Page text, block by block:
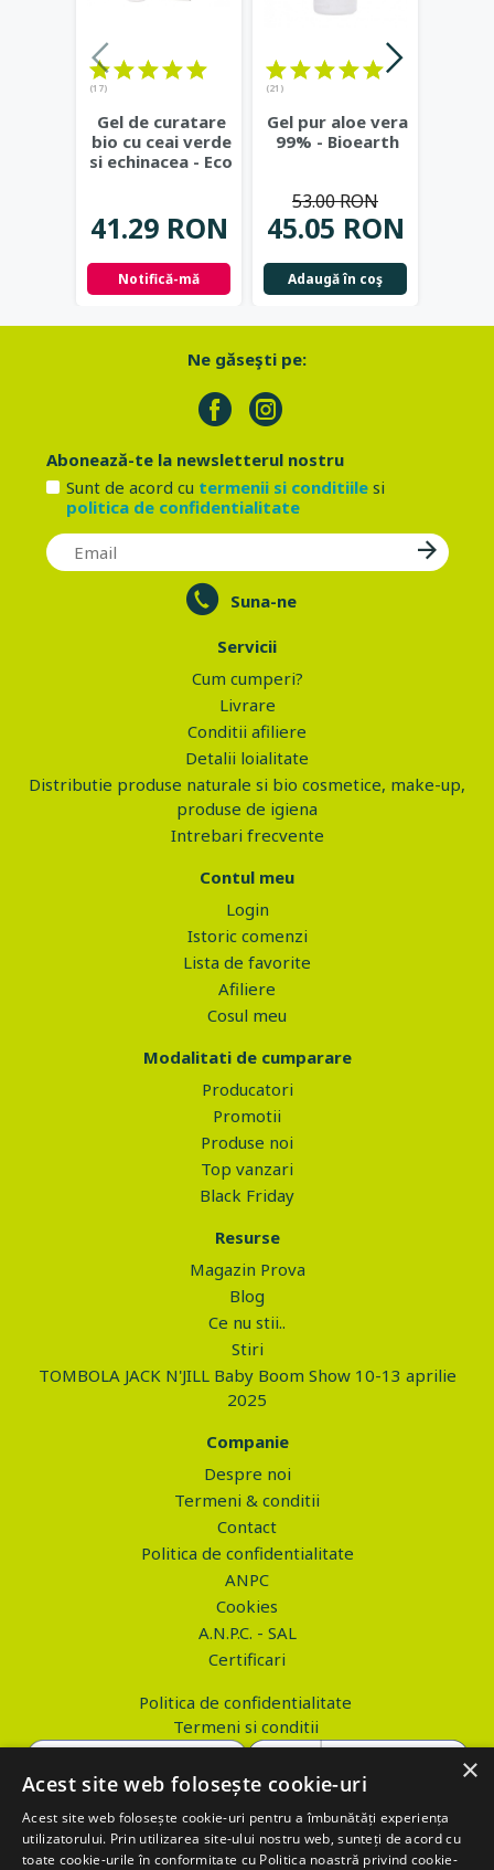
(17)
Gel de curatare
bio cu ceai verde
si echinacea - Eco
41.29 RON
Notifică-mă
(21)
Gel pur aloe vera
99% - Bioearth
45.05 RON
53.00 RON
Adaugă în coş
Ne găseşti pe:
Abonează-te la newsletterul nostru
Sunt de acord cu termenii si conditiilesi
politica de confidentialitate
Suna-ne
Servicii
Cum cumperi?
Livrare
Conditii afiliere
Detalii loialitate
Distributie produse naturale si bio cosmetice, make-up,
produse de igiena
Intrebari frecvente
Contul meu
Login
Istoric comenzi
Lista de favorite
Afiliere
Cosul meu
Modalitati de cumparare
Producatori
Promotii
Produse noi
Top vanzari
Black Friday
Resurse
Magazin Prova
Blog
Ce nu stii..
Stiri
TOMBOLA JACK N'JILL Baby Boom Show 10-13 aprilie
2025
Companie
Despre noi
Termeni & conditii
Contact
Politica de confidentialitate
ANPC
Cookies
A.N.P.C. - SAL
Certificari
Politica de confidentialitate
Termeni si conditii
Copyright © 2026 PROVA.ro
×
Acest site web folosește cookie-uri
Acest site web folosește cookie-uri pentru a îmbunătăți experiența
utilizatorului. Prin utilizarea site-ului nostru web, sunteți de acord cu
toate cookie-urile în conformitate cu Politica noastră privind cookie-